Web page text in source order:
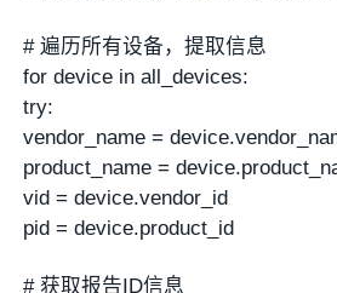
# 遍历所有设备，提取信息
for device in all_devices:
try:
vendor_name =
product_name =
vid = device.vendor_id
pid = device.product_id
# 获取报告ID信息